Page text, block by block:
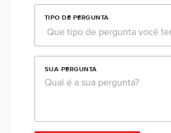
TIPO DE PERGUNTA
SUA PERGUNTA